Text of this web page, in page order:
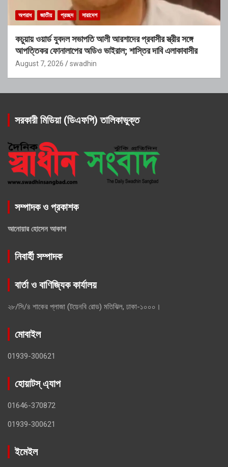
অপরাধ জাতীয় প্রচ্ছদ সারাদেশ
কচুয়ায় ওয়ার্ড যুবদল সভাপতি আলী আরশাদের প্রবাসীর স্ত্রীর সঙ্গে
আপত্তিকর ফোনালাপের অডিও ভাইরাল; শাস্তির দাবি এলাকাবাসীর
August 7, 2026 swadhin
সরকারী মিডিয়া (ডিএফপি) তালিকাভুক্ত
সম্পাদক ও প্রকাশক
আনোয়ার হোসেন আকাশ
নিবার্হী সম্পাদক
বার্তা ও বাণিজ্যিক কার্যালয়
২৮/সি/৪ শাকের প্লাজা (টয়েনবি রোড) মতিঝিল, ঢাকা-১০০০।
মোবাইল
01939-300621
হোয়াটস্ এ্যাপ
01646-370872
01939-300621
ইমেইল